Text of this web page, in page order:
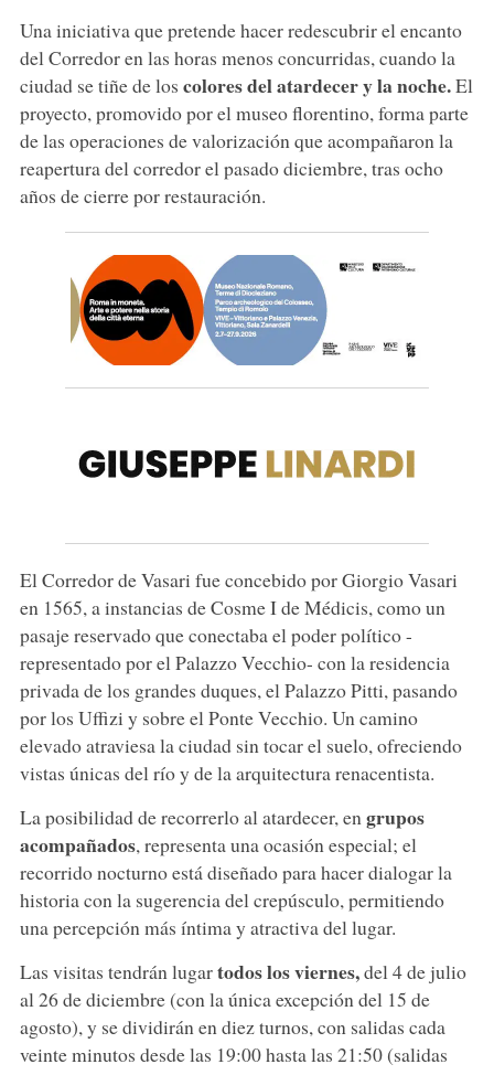
Una iniciativa que pretende hacer redescubrir el encanto
del Corredor en las horas menos concurridas, cuando la
ciudad se tiñe de los colores del atardecer y la noche.El
proyecto, promovido por el museo florentino, forma parte
de las operaciones de valorización que acompañaron la
reapertura del corredor el pasado diciembre, tras ocho
años de cierre por restauración.
El Corredor de Vasari fue concebido por Giorgio Vasari
en 1565, a instancias de Cosme I de Médicis, como un
pasaje reservado que conectaba el poder político -
representado por el Palazzo Vecchio- con la residencia
privada de los grandes duques, el Palazzo Pitti, pasando
por los Uffizi y sobre el Ponte Vecchio. Un camino
elevado atraviesa la ciudad sin tocar el suelo, ofreciendo
vistas únicas del río y de la arquitectura renacentista.
La posibilidad de recorrerlo al atardecer, engrupos
acompañados, representa una ocasión especial; el
recorrido nocturno está diseñado para hacer dialogar la
historia con la sugerencia del crepúsculo, permitiendo
una percepción más íntima y atractiva del lugar.
Las visitas tendrán lugartodos los viernes,del 4 de julio
al 26 de diciembre (con la única excepción del 15 de
agosto), y se dividirán en diez turnos, con salidas cada
veinte minutos desde las 19:00 hasta las 21:50 (salidas